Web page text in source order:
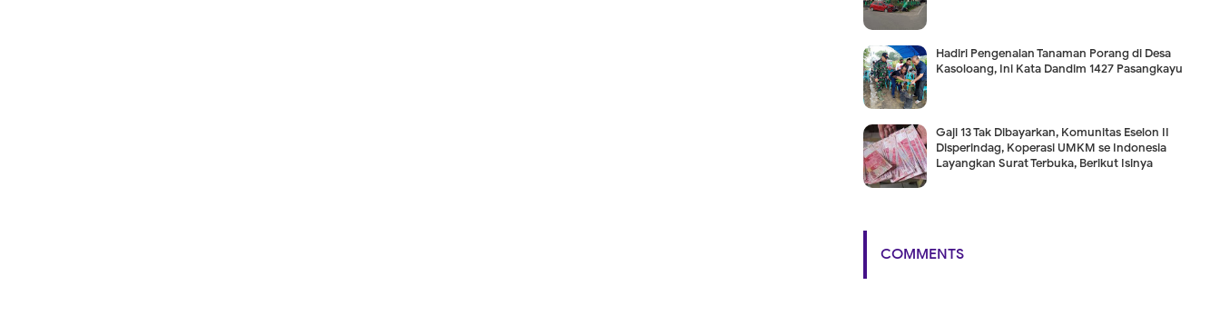
Hadiri Pengenalan Tanaman Porang di Desa
Kasoloang, Ini Kata Dandim 1427 Pasangkayu
Gaji 13 Tak Dibayarkan, Komunitas Eselon II
Disperindag, Koperasi UMKM se Indonesia
Layangkan Surat Terbuka, Berikut Isinya
COMMENTS